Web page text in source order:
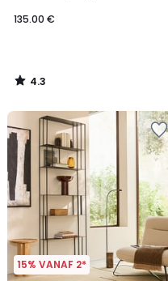
135.00 €
4.3
/
15% VANAF 2*